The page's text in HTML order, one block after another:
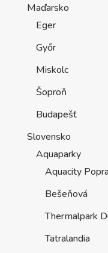
Maďarsko
Eger
Győr
Miskolc
Šoproň
Budapešť
Slovensko
Aquaparky
Aquacity
Bešeňová
Thermalpark
Tatralandia